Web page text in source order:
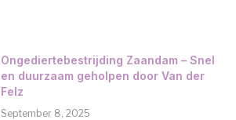
Ongediertebestrijding Zaandam – Snel
en duurzaam geholpen door Van der
Felz
September 8, 2025